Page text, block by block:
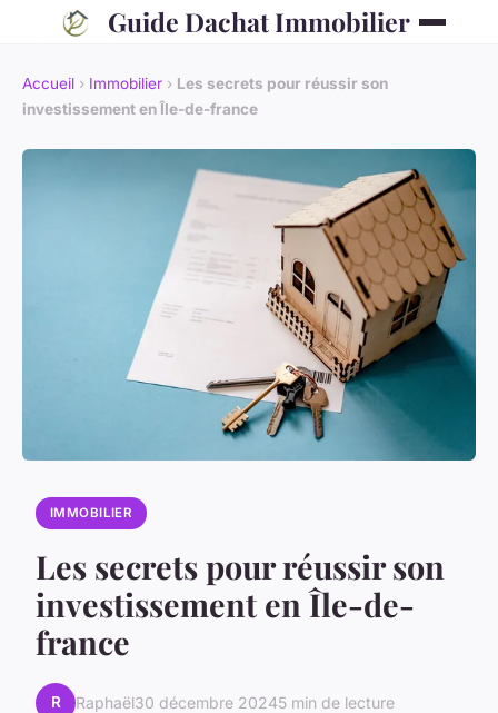
Guide Dachat Immobilier
Accueil › Immobilier › Les secrets pour réussir son
investissement en Île-de-france
IMMOBILIER
Les secrets pour réussir son
investissement en Île-de-
france
R Raphaël30 décembre 20245 min de lecture